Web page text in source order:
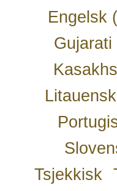
Engelsk
Litauensk
Tsjekkisk